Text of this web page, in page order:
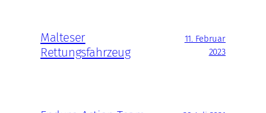
Malteser
Rettungsfahrzeug
11. Februar
2023